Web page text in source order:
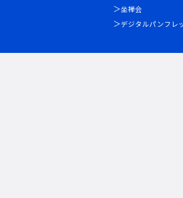
坐禅会
デジタルパンフレ